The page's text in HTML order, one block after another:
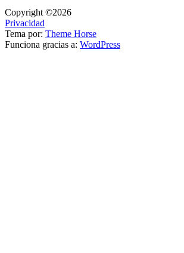
Copyright ©2026
Privacidad
Tema por: Theme Horse
Funciona gracias a: WordPress